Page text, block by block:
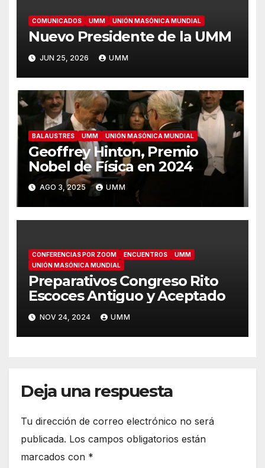
COMUNICADOS UMM UNIÓN MASÓNICA MUNDIAL
Nuevo Presidente de la UMM
JUN 25, 2026 UMM
BALAUSTRES UMM UNIÓN MASÓNICA MUNDIAL
Geoffrey Hinton, Premio
Nobel de Física en 2024
AGO 3, 2025 UMM
CONFERENCIAS POR ZOOM ENCUENTROS
UMM
UNIÓN MASÓNICA MUNDIAL
Preparativos Congreso Rito
Escoces Antiguo y Aceptado
NOV 24, 2024 UMM
Deja una respuesta
Tu dirección de correo electrónico no será
publicada. Los campos obligatorios están
marcados con *